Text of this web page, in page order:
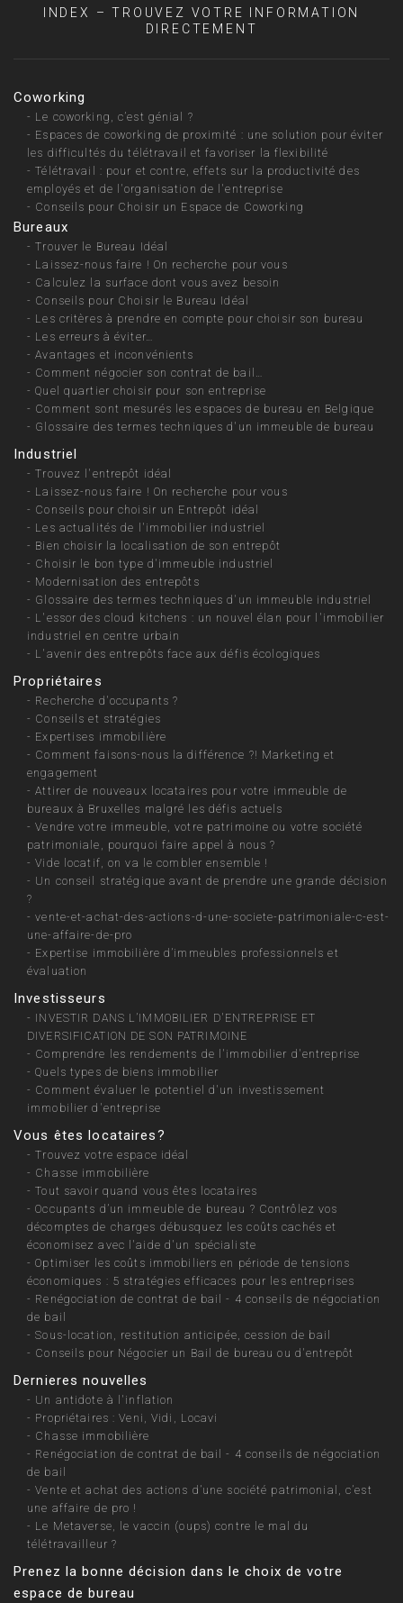
INDEX – TROUVEZ VOTRE INFORMATION
DIRECTEMENT
Coworking
- Le coworking, c’est génial ?
- Espaces de coworking de proximité : une solution pour éviter
les difficultés du télétravail et favoriser la flexibilité
-Télétravail : pour et contre, effets sur la productivité des
employés et de l'organisation de l'entreprise
- Conseils pour Choisir un Espace de Coworking
Bureaux
-Trouver le Bureau Idéal
- Laissez-nous faire ! On recherche pour vous
- Calculez la surface dont vous avez besoin
- Conseils pour Choisir le Bureau Idéal
- Les critères à prendre en compte pour choisir son bureau
- Les erreurs à éviter…
-Avantages et inconvénients
- Comment négocier son contrat de bail…
-Quel quartier choisir pour son entreprise
- Comment sont mesurés les espaces de bureau en Belgique
- Glossaire des termes techniques d'un immeuble de bureau
Industriel
-Trouvez l'entrepôt idéal
- Laissez-nous faire ! On recherche pour vous
- Conseils pour choisir un Entrepôt idéal
- Les actualités de l'immobilier industriel
- Bien choisir la localisation de son entrepôt
- Choisir le bon type d'immeuble industriel
- Modernisation des entrepôts
- Glossaire des termes techniques d'un immeuble industriel
- L'essor des cloud kitchens : un nouvel élan pour l'immobilier
industriel en centre urbain
- L'avenir des entrepôts face aux défis écologiques
Propriétaires
- Recherche d'occupants ?
- Conseils et stratégies
- Expertises immobilière
- Comment faisons-nous la différence ?! Marketing et
engagement
-Attirer de nouveaux locataires pour votre immeuble de
bureaux à Bruxelles malgré les défis actuels
-Vendre votre immeuble, votre patrimoine ou votre société
patrimoniale, pourquoi faire appel à nous ?
-Vide locatif, on va le combler ensemble !
- Un conseil stratégique avant de prendre une grande décision
?
-vente-et-achat-des-actions-d-une-societe-patrimoniale-c-est-
une-affaire-de-pro
- Expertise immobilière d’immeubles professionnels et
évaluation
Investisseurs
- INVESTIR DANS L’IMMOBILIER D'ENTREPRISE ET
DIVERSIFICATION DE SON PATRIMOINE
- Comprendre les rendements de l'immobilier d'entreprise
-Quels types de biens immobilier
- Comment évaluer le potentiel d'un investissement
immobilier d'entreprise
Vous êtes locataires?
-Trouvez votre espace idéal
- Chasse immobilière
-Tout savoir quand vous êtes locataires
-Occupants d’un immeuble de bureau ? Contrôlez vos
décomptes de charges débusquez les coûts cachés et
économisez avec l'aide d'un spécialiste
-Optimiser les coûts immobiliers en période de tensions
économiques : 5 stratégies efficaces pour les entreprises
- Renégociation de contrat de bail - 4 conseils de négociation
de bail
-Sous-location, restitution anticipée, cession de bail
- Conseils pour Négocier un Bail de bureau ou d'entrepôt
Dernieres nouvelles
- Un antidote à l'inflation
- Propriétaires : Veni, Vidi, Locavi
- Chasse immobilière
- Renégociation de contrat de bail - 4 conseils de négociation
de bail
-Vente et achat des actions d’une société patrimonial, c’est
une affaire de pro !
- Le Metaverse, le vaccin (oups) contre le mal du
télétravailleur ?
Prenez la bonne décision dans le choix de votre
espace de bureau